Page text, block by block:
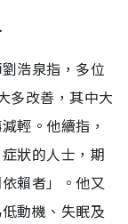
浩泉指，多位
多改善，其中大
輕。他續指，
狀的人士，期
賴者」。他又
動機、失眠及